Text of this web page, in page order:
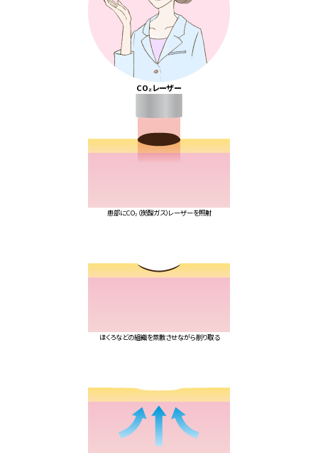
CO₂レーザー
患部にCO₂（炭酸ガス）レーザーを照射
ほくろなどの組織を蒸散させながら削り取る